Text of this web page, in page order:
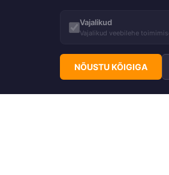
Vajalikud
Vajalikud veebilehe
NÕUSTU KÕIGIGA